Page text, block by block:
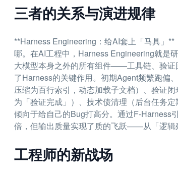
三者的关系与演进规律
**Harness Engineering：给AI套上「马具」
哪。在AI工程中，Harness Engineering就是
大模型本身之外的所有组件——工具链、验
了Harness的关键作用。初期Agent频繁跑偏
压缩为百行索引，动态加载子文档）、验证
为「验证完成」）、技术债清理（后台任务
倾向于给自己的Bug打高分。通过F-Harness
倍，但输出质量实现了质的飞跃——从「逻辑
工程师的新战场